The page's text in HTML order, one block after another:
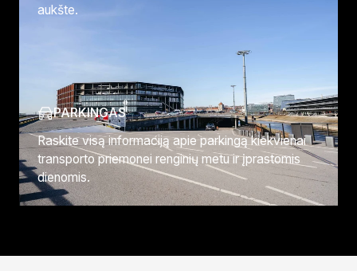
aukšte.
PARKINGAS
Raskite visą informaciją apie parkingą kiekvienai
transporto priemonei renginių metu ir įprastomis
dienomis.